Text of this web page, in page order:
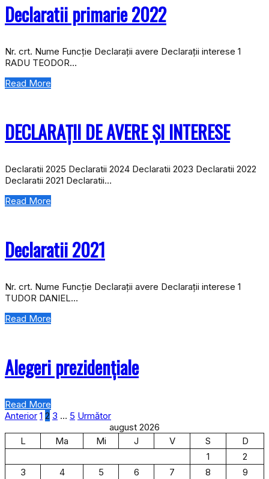
Declaratii primarie 2022
Nr. crt. Nume Funcție Declarații avere Declarații interese 1
RADU TEODOR…
Read More
DECLARAȚII DE AVERE ȘI INTERESE
Declaratii 2025 Declaratii 2024 Declaratii 2023 Declaratii 2022
Declaratii 2021 Declaratii…
Read More
Declaratii 2021
Nr. crt. Nume Funcție Declarații avere Declarații interese 1
TUDOR DANIEL…
Read More
Alegeri prezidențiale
Read More
Paginație
articole
Anterior 1 2 3 … 5 Următor
august 2026
L
Ma Mi J V S
D
1
2
3
4 5 6 7 8
9